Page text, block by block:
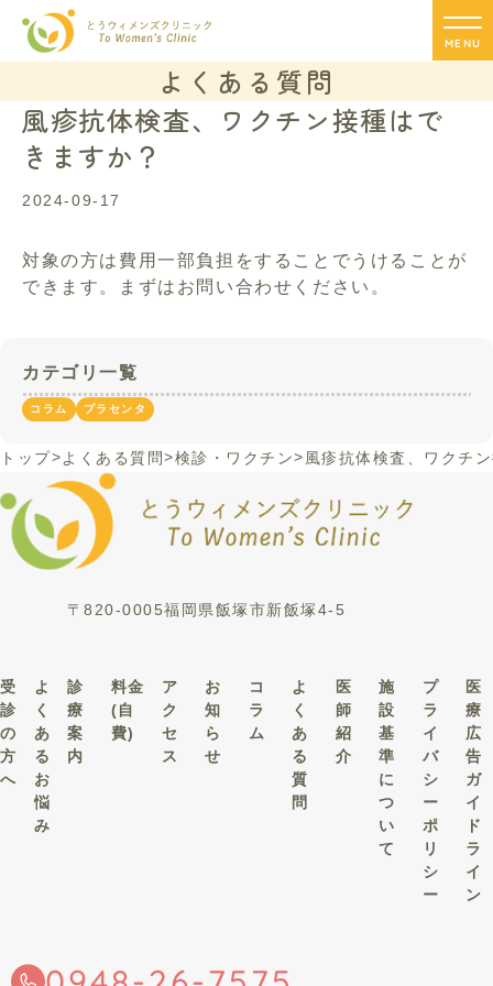
MENU
よくある質問
風疹抗体検査、ワクチン接種はで
きますか？
2024-09-17
対象の方は費用一部負担をすることでうけることが
できます。まずはお問い合わせください。
カテゴリ一覧
コラム プラセンタ
トップ>よくある質問>検診・ワクチン> 風疹抗体検査、ワクチ
〒820-0005福岡県飯塚市新飯塚4-5
受
診
の
方
へ
よ
く
あ
る
お
悩
み
診
療
案
内
料金
(自
費)
ア
ク
セ
ス
お
知
ら
せ
コ
ラ
ム
よ
く
あ
る
質
問
医
師
紹
介
施
設
基
準
に
つ
い
て
プ
ラ
イ
バ
シ
ー
ポ
リ
シ
ー
医
療
広
告
ガ
イ
ド
ラ
イ
ン